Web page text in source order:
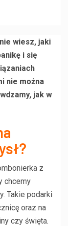
wiesz, jaki
i się
nie można
jak w
z
chcemy
Takie podarki
oraz na
czy święta.